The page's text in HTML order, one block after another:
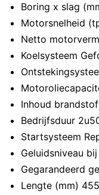
Boring x slag
Motorsnelheid
Netto
Koelsysteem
Inhoud
Bedrijfsduur
Startsysteem
Geluidsniveau
Gegarandeerd
Lengte (mm) 455